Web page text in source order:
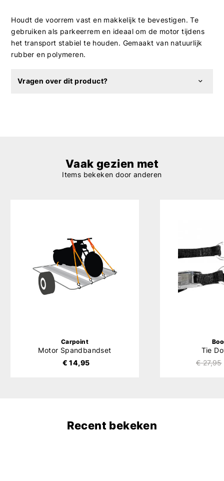
Houdt de voorrem vast en makkelijk te bevestigen. Te
gebruiken als parkeerrem en ideaal om de motor tijdens
het transport stabiel te houden. Gemaakt van natuurlijk
rubber en polymeren.
Vragen over dit product?
Vaak gezien met
Items bekeken door anderen
Carpoint
Motor Spandbandset
€ 14,95
Tie
€ 27,95
Recent bekeken